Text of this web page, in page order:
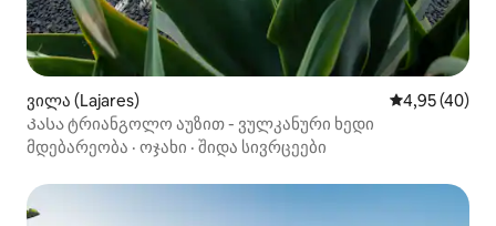
ვილა (Lajares) საშუალო
4,95 (40)
Კასა ტრიანგოლო აუზით - ვულკანური ხედი
მდებარეობა · ოჯახი · შიდა სივრცეები